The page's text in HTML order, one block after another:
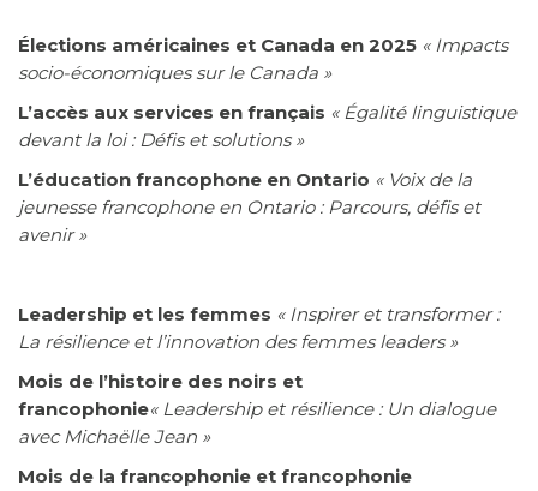
Élections américaines et Canada en 2025 « Impacts
socio-économiques sur le Canada »
L’accès aux services en français « Égalité linguistique
devant la loi : Défis et solutions »
L’éducation francophone en Ontario « Voix de la
jeunesse francophone en Ontario : Parcours, défis et
avenir »
Leadership et les femmes « Inspirer et transformer :
La résilience et l’innovation des femmes leaders »
Mois de l’histoire des noirs et
francophonie« Leadership et résilience : Un dialogue
avec Michaëlle Jean »
Mois de la francophonie et francophonie